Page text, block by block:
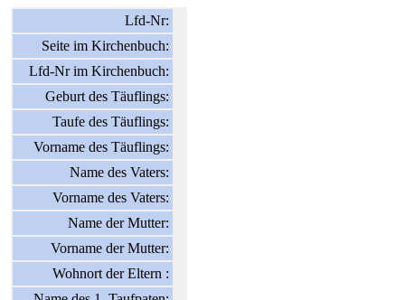
Lfd-Nr:
Seite im Kirchenbuch:
Lfd-Nr im Kirchenbuch:
Geburt des Täuflings:
Taufe des Täuflings:
Vorname des Täuflings:
Name des Vaters:
Vorname des Vaters:
Name der Mutter:
Vorname der Mutter:
Wohnort der Eltern :